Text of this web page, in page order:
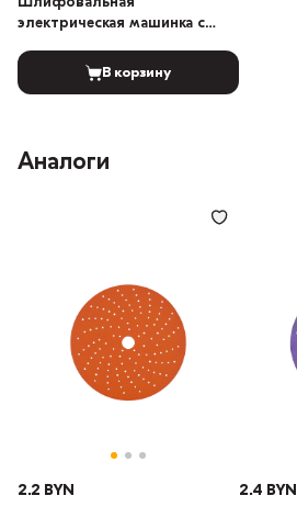
электрическая машинка с
электродвигателем 5мм
В корзину
Аналоги
2.2 BYN
2.4 BYN